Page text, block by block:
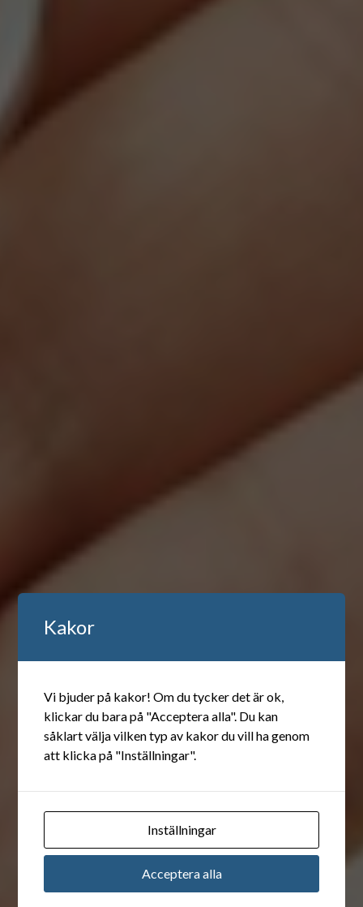
Kakor
Vi bjuder på kakor! Om du tycker det är ok,
klickar du bara på "Acceptera alla". Du kan
såklart välja vilken typ av kakor du vill ha genom
att klicka på "Inställningar".
Inställningar
Acceptera alla